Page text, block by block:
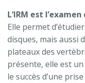
L’IRM est
Elle permet
disques, mais aussi
plateaux des
présente, elle est
le succès d’une